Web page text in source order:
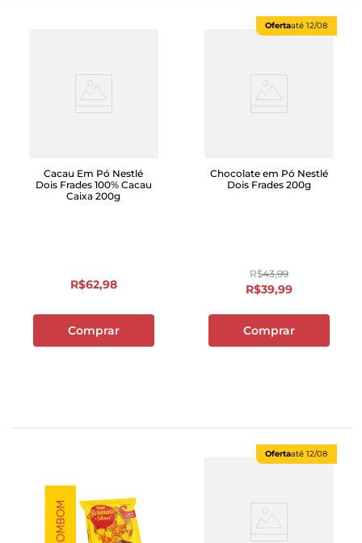
Cacau Em Pó Nestlé
Dois Frades 100% Cacau
Caixa 200g
R$62,98
Comprar
Ofertaaté 12/08
Chocolate em Pó Nestlé
Dois Frades 200g
R$43,99
R$39,99
Comprar
Ofertaaté 12/08